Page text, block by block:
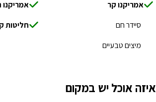
אמריקנו קר
אמריקנו
סיידר חם
חליטות
מיצים טבעיים
איזה אוכל יש במקום